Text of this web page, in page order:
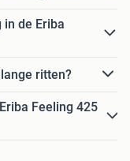
de Eriba
ritten?
Feeling 425